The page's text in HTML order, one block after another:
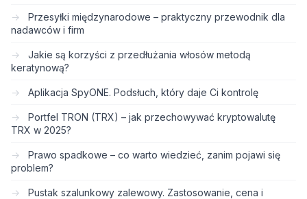
Przesyłki międzynarodowe – praktyczny przewodnik dla
nadawców i firm
Jakie są korzyści z przedłużania włosów metodą
keratynową?
Aplikacja SpyONE. Podsłuch, który daje Ci kontrolę
Portfel TRON (TRX) – jak przechowywać kryptowalutę
TRX w 2025?
Prawo spadkowe – co warto wiedzieć, zanim pojawi się
problem?
Pustak szalunkowy zalewowy. Zastosowanie, cena i